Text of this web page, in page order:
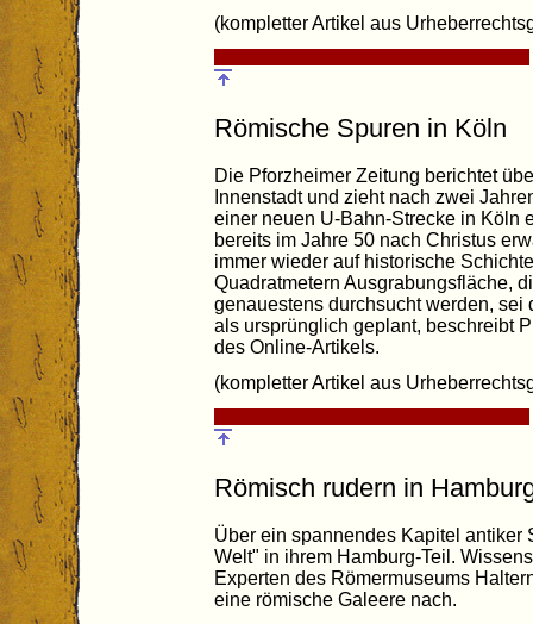
(kompletter Artikel aus
Römische Spuren in Köln
Die Pforzheimer Zeitung berichtet
Innenstadt und zieht nach zwei
einer neuen U-Bahn-Strecke in Köln
bereits im Jahre 50 nach Christus
immer wieder auf historische
Quadratmetern Ausgrabungsfläche,
genauestens durchsucht werden,
als ursprünglich geplant, beschreibt
des Online-Artikels.
(kompletter Artikel aus
Römisch rudern in
Über ein spannendes Kapitel antiker
Welt" in ihrem Hamburg-Teil.
Experten des Römermuseums
eine römische Galeere nach.